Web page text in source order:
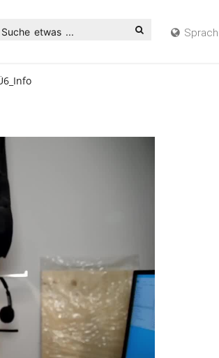
Suche etwas ...